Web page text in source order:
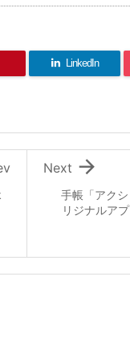
LinkedIn
手帳「アク
リジナルア

Next